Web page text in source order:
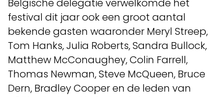
Belgische delegatie verwelkomde het
festival dit jaar ook een groot aantal
bekende gasten waaronder Meryl Streep,
Tom Hanks, Julia Roberts, Sandra Bullock,
Matthew McConaughey, Colin Farrell,
Thomas Newman, Steve McQueen, Bruce
Dern, Bradley Cooper en de leden van